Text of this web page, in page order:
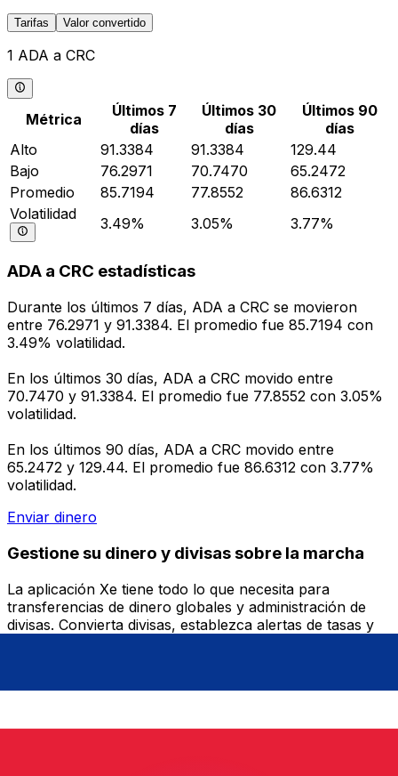
Tarifas Valor convertido
1 ADA a CRC
Métrica
Últimos 7
días
Últimos 30
días
Últimos 90
días
Alto
91.3384 91.3384
129.44
Bajo
76.2971 70.7470
65.2472
Promedio
85.7194 77.8552
86.6312
Volatilidad
3.49% 3.05% 3.77%
ADA a CRC estadísticas
Durante los últimos 7 días, ADA a CRC se movieron
entre 76.2971 y 91.3384. El promedio fue 85.7194 con
3.49% volatilidad.
En los últimos 30 días, ADA a CRC movido entre
70.7470 y 91.3384. El promedio fue 77.8552 con 3.05%
volatilidad.
En los últimos 90 días, ADA a CRC movido entre
65.2472 y 129.44. El promedio fue 86.6312 con 3.77%
volatilidad.
Enviar dinero
Gestione su dinero y divisas sobre la marcha
La aplicación Xe tiene todo lo que necesita para
transferencias de dinero globales y administración de
divisas. Convierta divisas, establezca alertas de tasas y